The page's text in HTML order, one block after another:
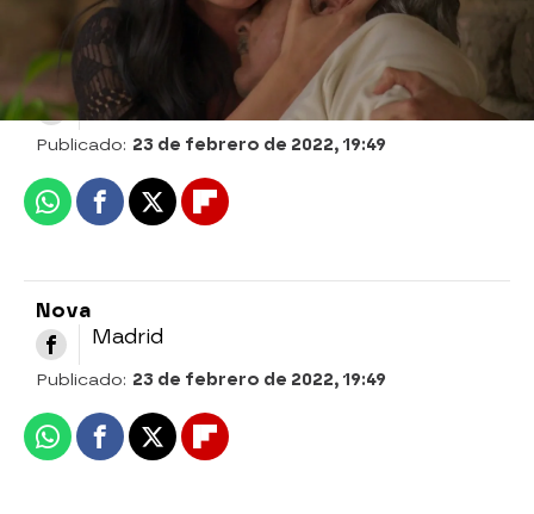
Nova
Madrid
Publicado: 23 de febrero de 2022, 19:49
WhatsappFacebook
X Flipboard
Nova
Madrid
Publicado: 23 de febrero de 2022, 19:49
WhatsappFacebook
X Flipboard